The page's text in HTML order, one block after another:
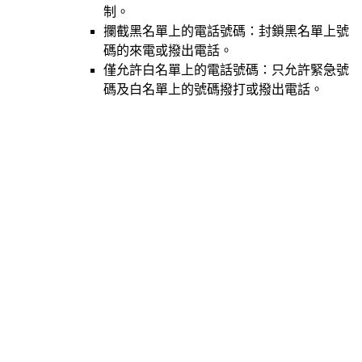
制。
攔截黑名單上的電話號碼：封鎖黑名單上號
碼的來電或撥出電話。
僅允許白名單上的電話號碼：只允許緊急號
碼及白名單上的號碼撥打或撥出電話。